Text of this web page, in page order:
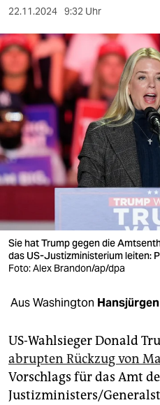
sport
berlin
nord
wahrheit
verlag
verlag
veranstaltungen
shop
fragen & hilfe
unterstützen
abo
epaper login
22.11.2024 9:32 Uhr
Sie hat Trump gegen die
das US-Justizministerium leiten:
Foto: Alex Brandon/ap/dpa
Aus Washington
US-Wahlsieger Donald
abrupten Rückzug von
Vorschlags für das Amt
Justizministers/